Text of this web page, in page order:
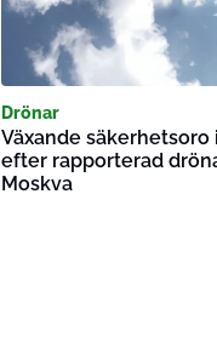
Drönar
Växande
efter rapporterad
Moskva